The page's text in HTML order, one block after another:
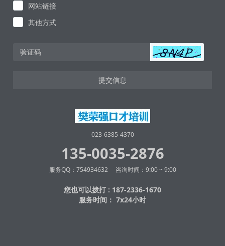
网站链接
其他方式
提交信息
023-6385-4370
135-0035-2876
服务QQ：754934632 咨询时间：9:00 ~ 9:00
您也可以拨打 : 187-2336-1670
服务时间： 7x24小时